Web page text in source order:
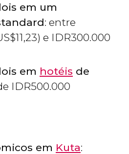
em um
: entre
11,23) e IDR300.000
em hotéis de
IDR500.000
em Kuta: